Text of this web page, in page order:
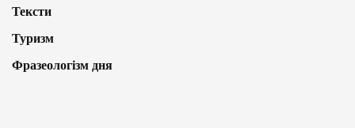
Тексти
Туризм
Фразеологізм дня